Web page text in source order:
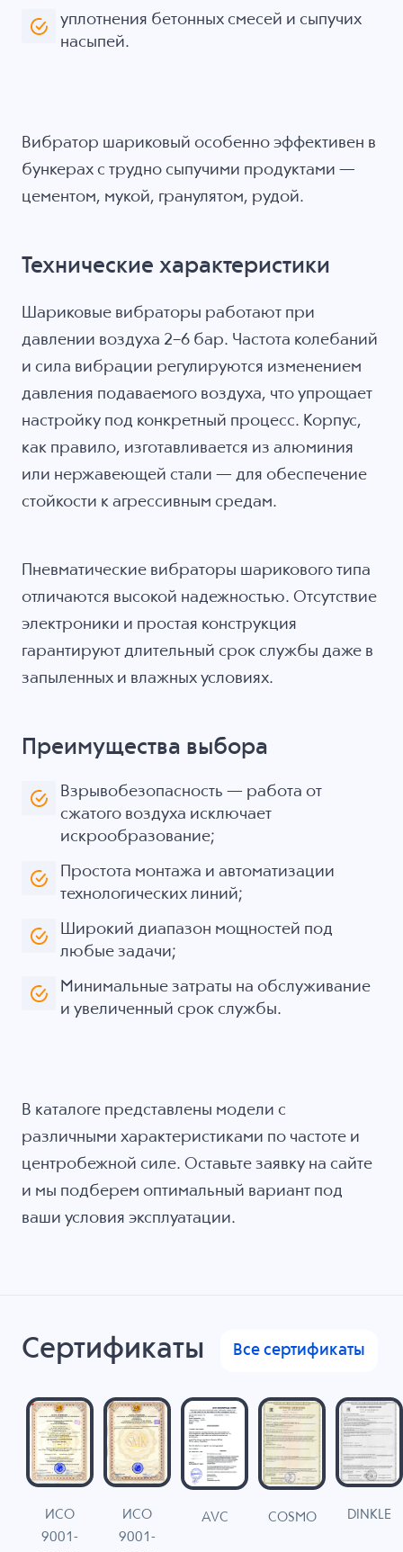
уплотнения бетонных смесей и сыпучих
насыпей.
Вибратор шариковый особенно эффективен в
бункерах с трудно сыпучими продуктами —
цементом, мукой, гранулятом, рудой.
Технические характеристики
Шариковые вибраторы работают при
давлении воздуха 2–6 бар. Частота колебаний
и сила вибрации регулируются изменением
давления подаваемого воздуха, что упрощает
настройку под конкретный процесс. Корпус,
как правило, изготавливается из алюминия
или нержавеющей стали — для обеспечение
стойкости к агрессивным средам.
Пневматические вибраторы шарикового типа
отличаются высокой надежностью. Отсутствие
электроники и простая конструкция
гарантируют длительный срок службы даже в
запыленных и влажных условиях.
Преимущества выбора
Взрывобезопасность — работа от
сжатого воздуха исключает
искрообразование;
Простота монтажа и автоматизации
технологических линий;
Широкий диапазон мощностей под
любые задачи;
Минимальные затраты на обслуживание
и увеличенный срок службы.
В каталоге представлены модели с
различными характеристиками по частоте и
центробежной силе. Оставьте заявку на сайте
и мы подберем оптимальный вариант под
ваши условия эксплуатации.
Сертификаты Все сертификаты
ИСО
9001-
ИСО
9001-
AVC COSMO DINKLE